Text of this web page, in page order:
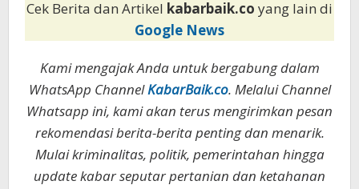
Cek Berita dan Artikel kabarbaik.co yang lain di
Google News
Kami mengajak Anda untuk bergabung dalam
WhatsApp ChannelKabarBaik.co. Melalui Channel
Whatsapp ini, kami akan terus mengirimkan pesan
rekomendasi berita-berita penting dan menarik.
Mulai kriminalitas, politik, pemerintahan hingga
update kabar seputar pertanian dan ketahanan